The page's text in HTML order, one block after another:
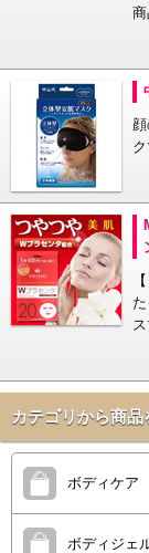
ク
カテゴリから商品
ボディケア
ボディジェ